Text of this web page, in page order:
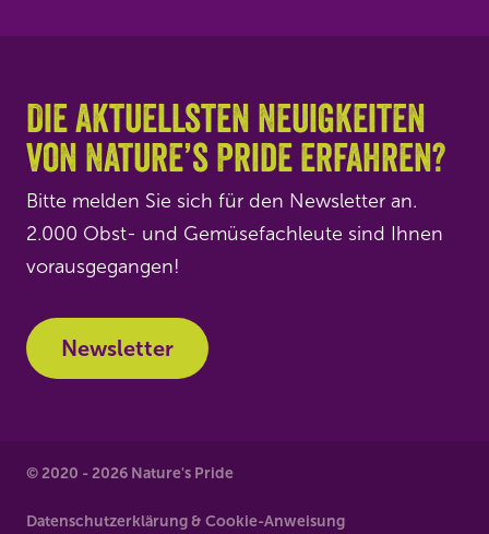
Die aktuellsten Neuigkeiten
von Nature’s Pride erfahren?
Bitte melden Sie sich für den Newsletter an.
2.000 Obst- und Gemüsefachleute sind Ihnen
vorausgegangen!
Newsletter
© 2020 - 2026 Nature's Pride
Datenschutzerklärung & Cookie-Anweisung